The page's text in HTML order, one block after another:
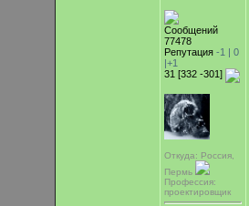
Сообщений
77478
Репутация -1 | 0
|+1
31 [332 -301]
Откуда: Россия,
Пермь
Профессия:
проектировщик